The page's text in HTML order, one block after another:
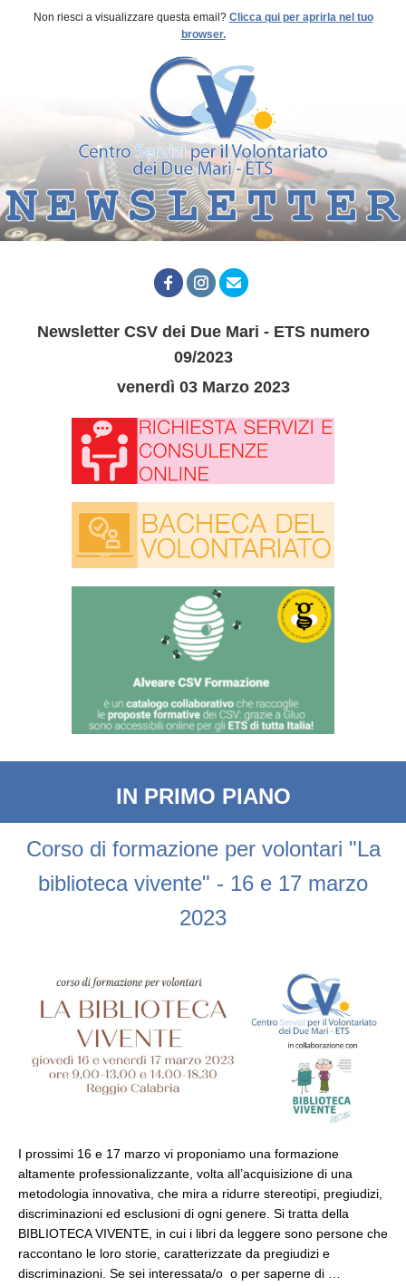
Non riesci a visualizzare questa email? Clicca qui per aprirla nel tuo
browser.
Newsletter CSV dei Due Mari - ETS numero
09/2023
venerdì 03 Marzo 2023
IN PRIMO PIANO
Corso di formazione per volontari "La
biblioteca vivente" - 16 e 17 marzo
2023
I prossimi 16 e 17 marzo vi proponiamo una formazione
altamente professionalizzante, volta all’acquisizione di una
metodologia innovativa, che mira a ridurre stereotipi, pregiudizi,
discriminazioni ed esclusioni di ogni genere. Si tratta della
BIBLIOTECA VIVENTE, in cui i libri da leggere sono persone che
raccontano le loro storie, caratterizzate da pregiudizi e
discriminazioni. Se sei interessata/o o per saperne di …